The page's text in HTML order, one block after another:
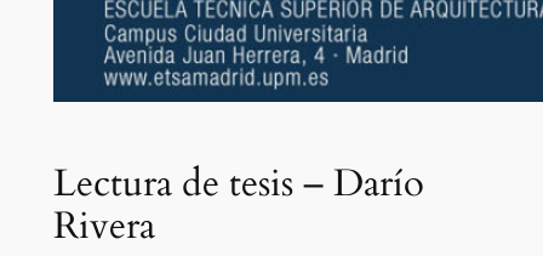
Lectura de tesis – Darío
Rivera